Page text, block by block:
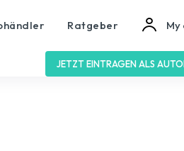
Ratgeber My
JETZT EINTRAGEN ALS